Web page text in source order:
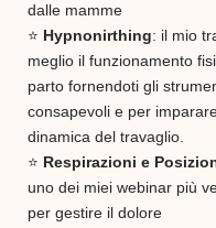
dalle mamme
⭐️ Hypnonirthing: il mio
meglio il funzionamento
parto fornendoti gli
consapevoli e per
dinamica del travaglio.
⭐️ Respirazioni e
uno dei miei webinar più
per gestire il dolore